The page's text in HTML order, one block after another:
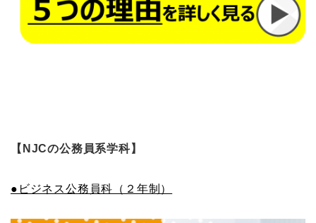
【NJCの公務員系学科】
●ビジネス公務員科（２年制）